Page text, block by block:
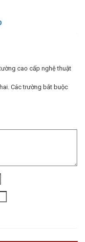
cao cấp nghệ thuật
Các trường bắt buộc